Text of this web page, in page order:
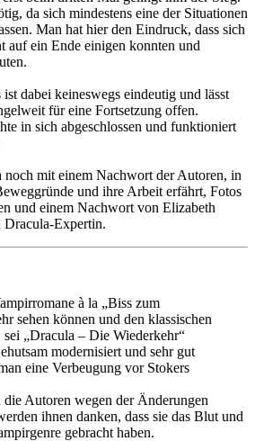
da sich mindestens eine der Situationen
Man hat hier den Eindruck, dass sich
auf ein Ende einigen konnten und
dabei keineswegs eindeutig und lässt
für eine Fortsetzung offen.
in sich abgeschlossen und funktioniert
noch mit einem Nachwort der Autoren, in
und ihre Arbeit erfährt, Fotos
und einem Nachwort von Elizabeth
Dracula-Expertin.
à la „Biss zum
sehen können und den klassischen
„Dracula – Die Wiederkehr“
modernisiert und sehr gut
eine Verbeugung vor Stokers
Autoren wegen der Änderungen
ihnen danken, dass sie das Blut und
gebracht haben.